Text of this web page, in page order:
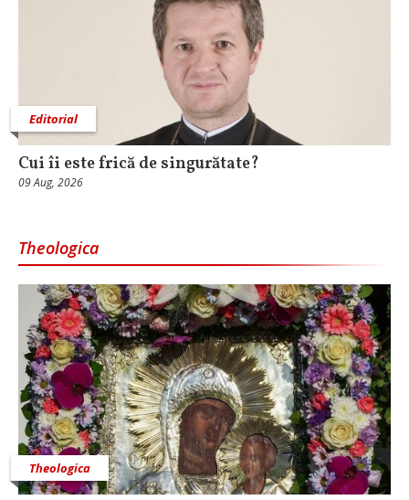
Editorial
Cui îi este frică de singurătate?
09 Aug, 2026
Theologica
Theologica